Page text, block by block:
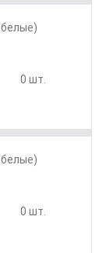
0 шт.
0 шт.